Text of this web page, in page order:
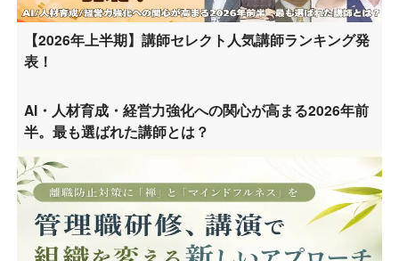
【2026年上半期】講師セレクト人気講師ランキング発
表！
AI・人材育成・経営力強化への関心が高まる2026年前
半。最も選ばれた講師とは？